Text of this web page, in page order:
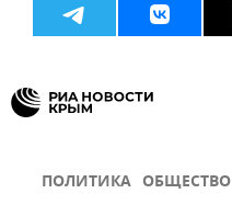
ПОЛИТИКА ОБЩЕСТВО